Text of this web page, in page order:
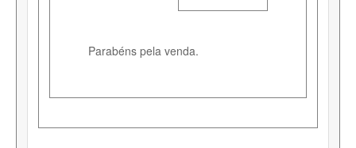
Parabéns pela venda.